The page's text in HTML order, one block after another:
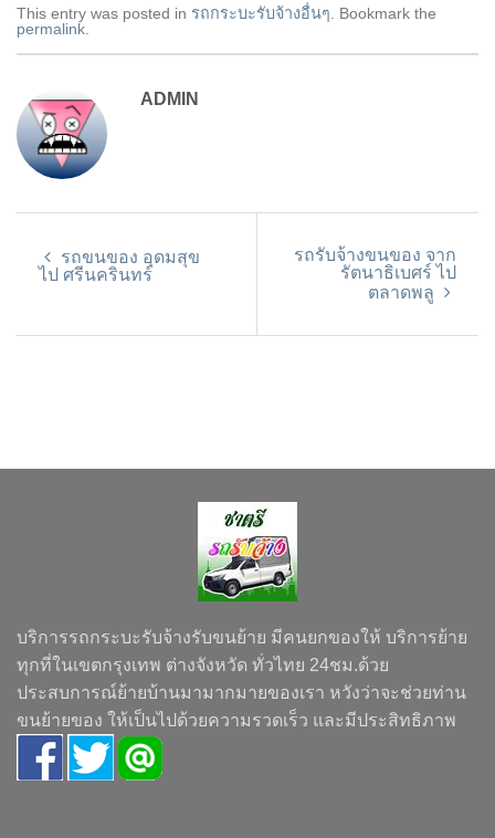
This entry was posted in รถกระบะรับจ้างอื่นๆ . Bookmark the
permalink
ADMIN
รถขนของ อุดมสุข
ไป ศรีนครินทร์
รถรับจ้างขนของ จาก
รัตนาธิเบศร์ ไป
ตลาดพลู
บริการรถกระบะรับจ้างรับขนย้าย มีคนยกของให้ บริการย้าย
ทุกที่ในเขตกรุงเทพ ต่างจังหวัด ทั่วไทย 24ชม.ด้วย
ประสบการณ์ย้ายบ้านมามากมายของเรา หวังว่าจะช่วยท่าน
ขนย้ายของ ให้เป็นไปด้วยความรวดเร็ว และมีประสิทธิภาพ